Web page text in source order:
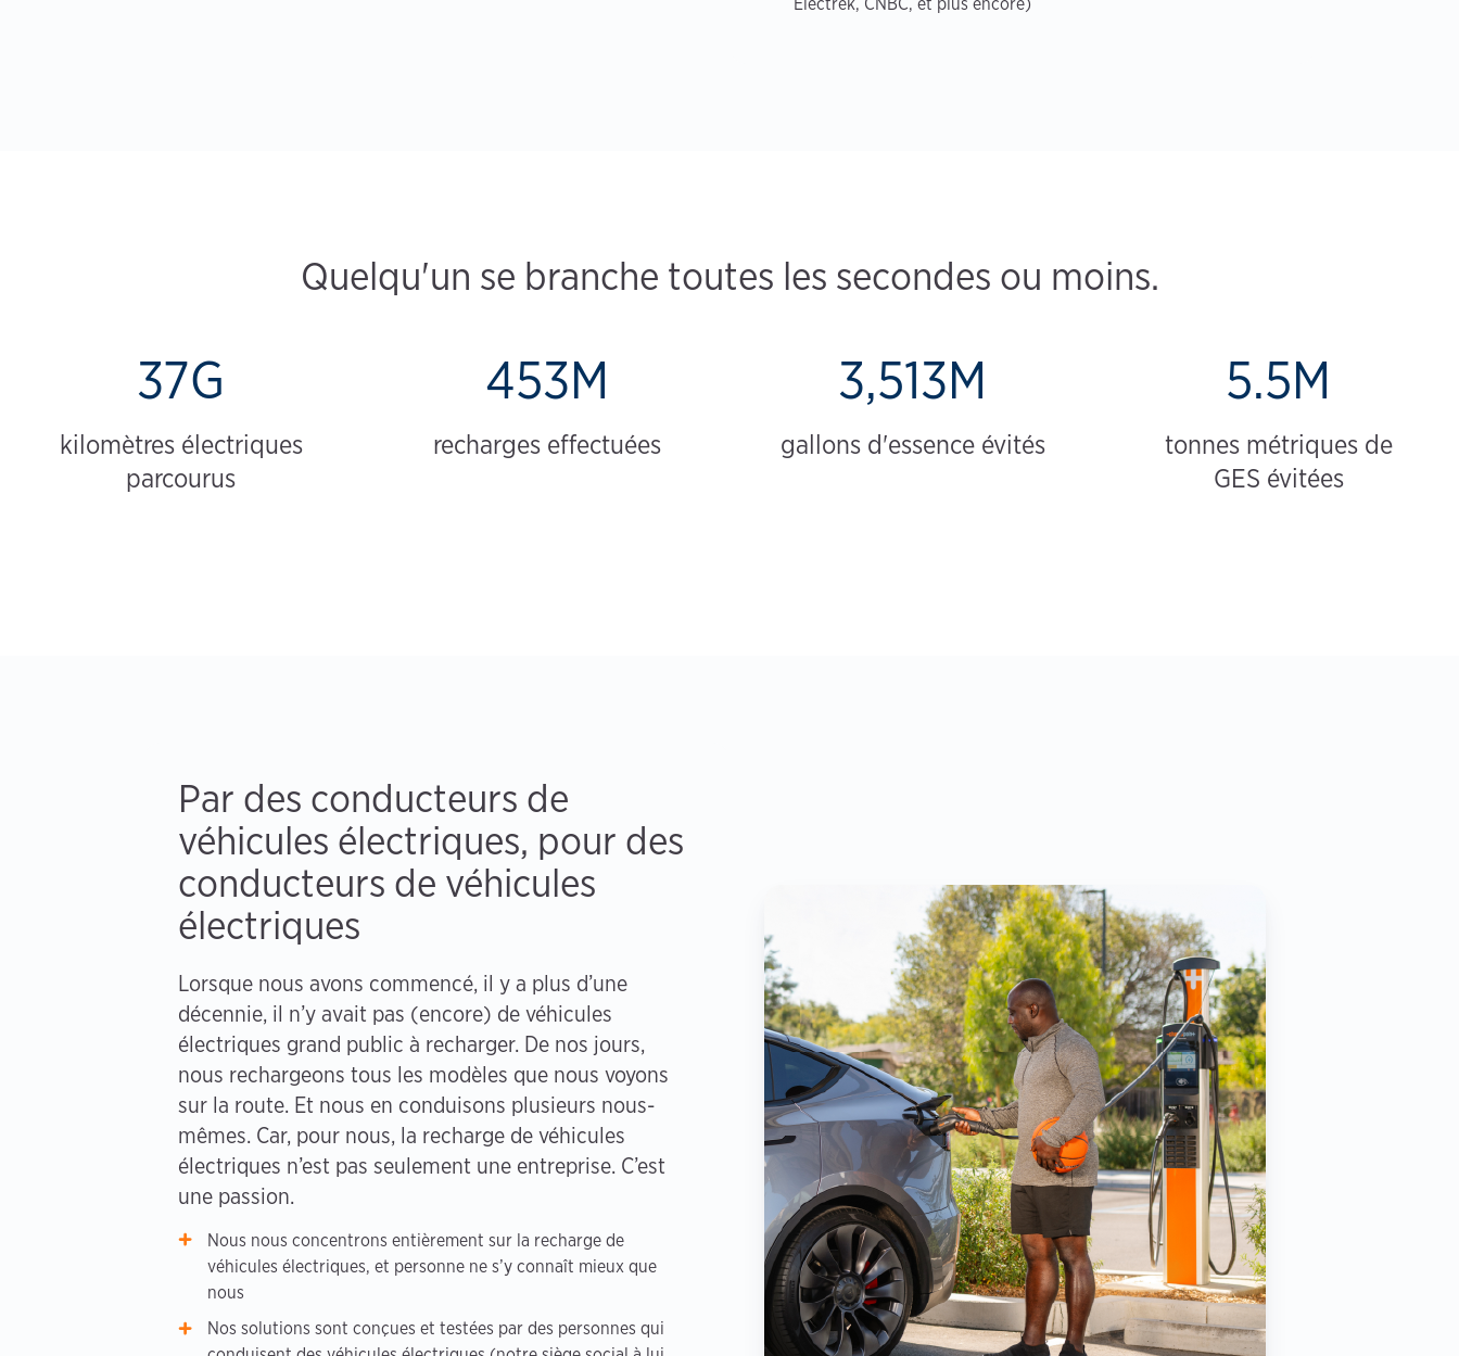
Quelqu'un se branche toutes les secondes ou moins.
37G
kilomètres électriques
parcourus
453M
recharges effectuées
3,513M
gallons d'essence évités
5.5M
tonnes métriques de
GES évitées
Par des conducteurs de
véhicules électriques, pour des
conducteurs de véhicules
électriques
Lorsque nous avons commencé, il y a plus d’une
décennie, il n’y avait pas (encore) de véhicules
électriques grand public à recharger. De nos jours,
nous rechargeons tous les modèles que nous voyons
sur la route. Et nous en conduisons plusieurs nous-
mêmes. Car, pour nous, la recharge de véhicules
électriques n’est pas seulement une entreprise. C’est
une passion.
Nous nous concentrons entièrement sur la recharge de
véhicules électriques, et personne ne s’y connaît mieux que
nous
Nos solutions sont conçues et testées par des personnes qui